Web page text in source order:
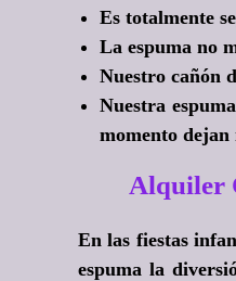
Es totalmente
La espuma no
Nuestro cañón
Nuestra
momento dejan
Alquiler
En las fiestas
espuma la